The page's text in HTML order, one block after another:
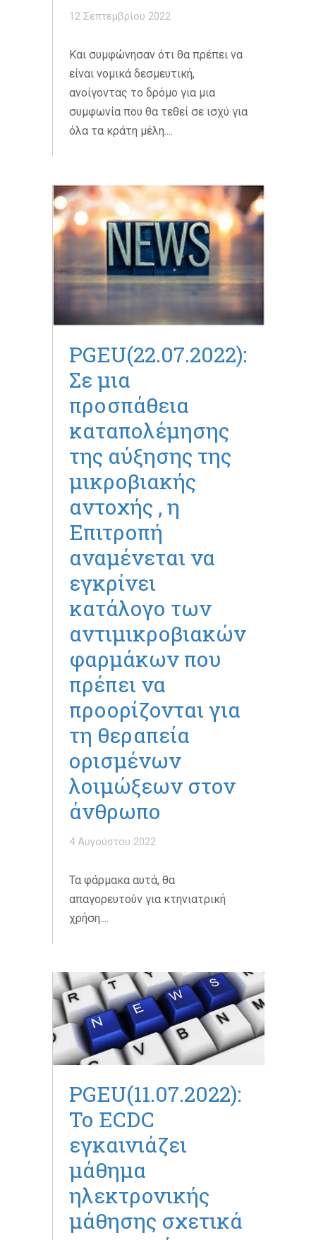
12 Σεπτεμβρίου 2022
Και συμφώνησαν ότι θα πρέπει να
είναι νομικά δεσμευτική,
ανοίγοντας το δρόμο για μια
συμφωνία που θα τεθεί σε ισχύ για
όλα τα κράτη μέλη....
PGEU(22.07.2022):
Σε μια
προσπάθεια
καταπολέμησης
της αύξησης της
μικροβιακής
αντοχής , η
Επιτροπή
αναμένεται να
εγκρίνει
κατάλογο των
αντιμικροβιακών
φαρμάκων που
πρέπει να
προορίζονται για
τη θεραπεία
ορισμένων
λοιμώξεων στον
άνθρωπο
4 Αυγούστου 2022
Τα φάρμακα αυτά, θα
απαγορευτούν για κτηνιατρική
χρήση....
PGEU(11.07.2022):
Το ECDC
εγκαινιάζει
μάθημα
ηλεκτρονικής
μάθησης σχετικά